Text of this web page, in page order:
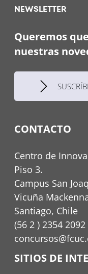
NEWSLETTER
Queremos
nuestras
CONTACTO
Centro de
Piso 3.
Campus San
Vicuña
Santiago, Chile
(56 2 ) 2354 2092
SITIOS DE